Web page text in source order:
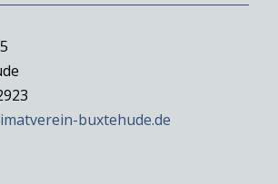
buxtehude.de